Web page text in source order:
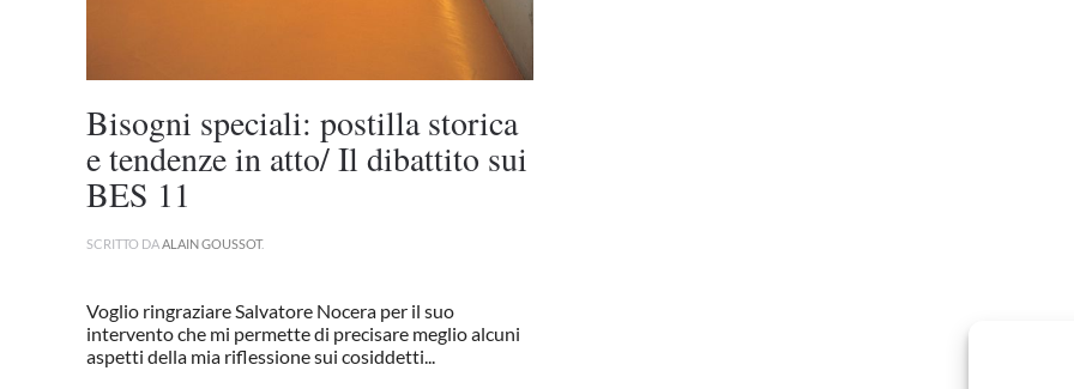
Bisogni speciali: postilla storica
e tendenze in atto/ Il dibattito sui
BES 11
SCRITTO DAALAIN GOUSSOT.
Voglio ringraziare Salvatore Nocera per il suo
intervento che mi permette di precisare meglio alcuni
aspetti della mia riflessione sui cosiddetti...